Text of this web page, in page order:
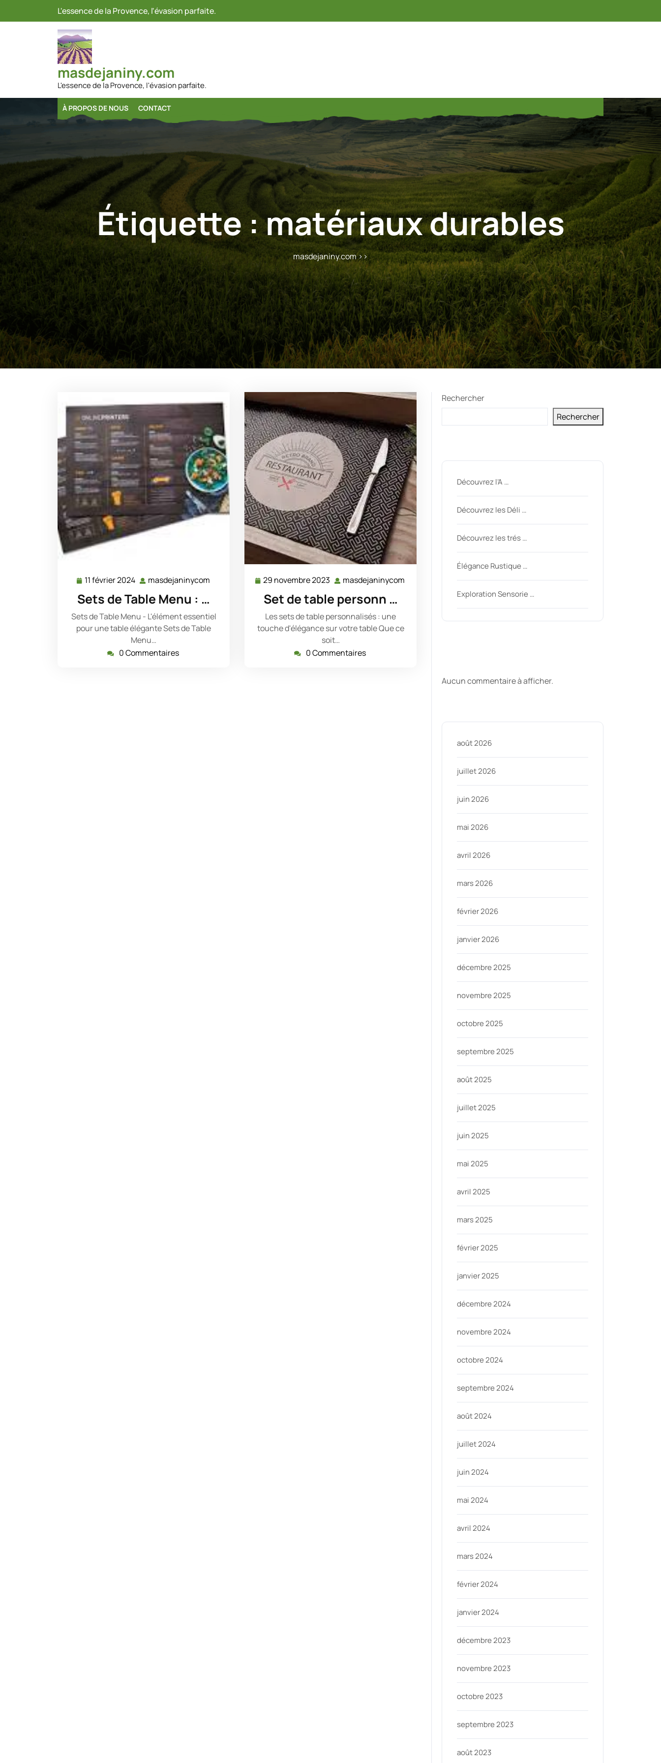
L'essence de la Provence, l'évasion parfaite.
masdejaniny.com
L'essence de la Provence, l'évasion parfaite.
À PROPOS DE NOUS CONTACT
Étiquette :matériaux durables
masdejaniny.com>>
11 février 2024 11
février
2024
masdejaninycom masdejaninycom
Sets de Table Menu : …
Sets de Table Menu - L'élément essentiel
pour une table élégante Sets de Table
Menu…
0 Commentaires
29 novembre 2023 29
2023
masdejaninycom masdejaninycom
Set de table personn …
Les sets de table personnalisés : une
touche d'élégance sur votre table Que ce
soit…
0 Commentaires
Rechercher
Rechercher
Découvrez l’A …
Découvrez les Déli …
Découvrez les trés …
Élégance Rustique …
Exploration Sensorie …
Aucun commentaire à afficher.
août 2026
juillet 2026
juin 2026
mai 2026
avril 2026
mars 2026
février 2026
janvier 2026
décembre 2025
novembre 2025
octobre 2025
septembre 2025
août 2025
juillet 2025
juin 2025
mai 2025
avril 2025
mars 2025
février 2025
janvier 2025
décembre 2024
novembre 2024
octobre 2024
septembre 2024
août 2024
juillet 2024
juin 2024
mai 2024
avril 2024
mars 2024
février 2024
janvier 2024
décembre 2023
novembre 2023
octobre 2023
septembre 2023
août 2023